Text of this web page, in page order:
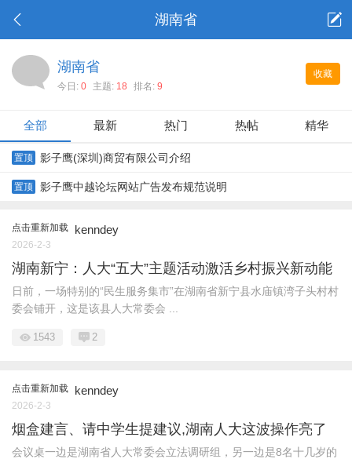
湖南省
收藏
湖南省
今日: 0 主题: 18 排名: 9
全部 最新 热门 热帖 精华
置顶 影子鹰(深圳)商贸有限公司介绍
置顶 影子鹰中越论坛网站广告发布规范说明
点击重新加载 kenndey
2026-2-3
湖南新宁：人大“五大”主题活动激活乡村振兴新动能
日前，一场特别的“民生服务集市”在湖南省新宁县水庙镇湾子头村村
委会铺开，这是该县人大常委会 ...
1543 2
点击重新加载 kenndey
2026-2-3
烟盒建言、请中学生提建议,湖南人大这波操作亮了
会议桌一边是湖南省人大常委会立法调研组，另一边是8名十几岁的